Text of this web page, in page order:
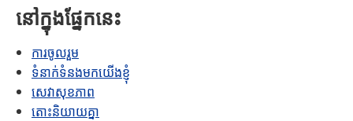
នៅក្នុងផ្នែកនេះ
ការចូលរួម
ទំនាក់ទំនងមកយើងខ្ញុំ
សេវាសុខភាព
តោះនិយាយគ្នា